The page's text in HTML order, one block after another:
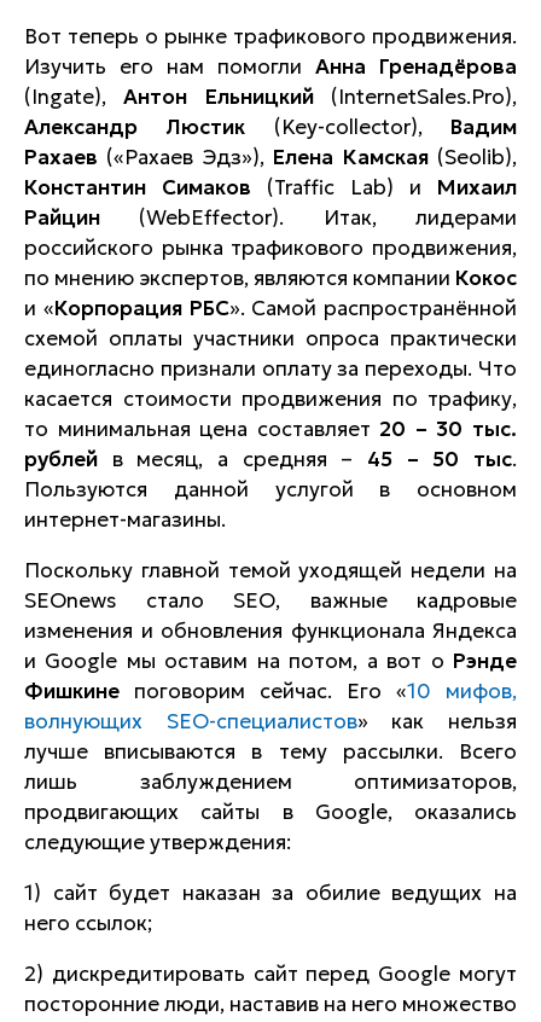
Вот теперь о рынке трафикового продвижения.
Изучить его нам помогли Анна Гренадёрова
(Ingate),Антон Ельницкий(InternetSales.Pro),
Александр Люстик (Key-collector), Вадим
Рахаев («Рахаев Эдз»), Елена Камская(Seolib),
Константин Симаков (Traffic Lab) и Михаил
Райцин (WebEffector). Итак, лидерами
российского рынка трафикового продвижения,
по мнению экспертов, являются компании Кокос
и «Корпорация РБС». Самой распространённой
схемой оплаты участники опроса практически
единогласно признали оплату за переходы. Что
касается стоимости продвижения по трафику,
то минимальная цена составляет 20 – 30 тыс.
рублей в месяц, а средняя – 45 – 50 тыс.
Пользуются данной услугой в основном
интернет-магазины.
Поскольку главной темой уходящей недели на
SEOnews стало SEO, важные кадровые
изменения и обновления функционала Яндекса
и Google мы оставим на потом, а вот о Рэнде
Фишкине поговорим сейчас. Его «10 мифов,
волнующих SEO-специалистов» как нельзя
лучше вписываются в тему рассылки. Всего
лишь заблуждением оптимизаторов,
продвигающих сайты в Google, оказались
следующие утверждения:
1) сайт будет наказан за обилие ведущих на
него ссылок;
2) дискредитировать сайт перед Google могут
посторонние люди, наставив на него множество